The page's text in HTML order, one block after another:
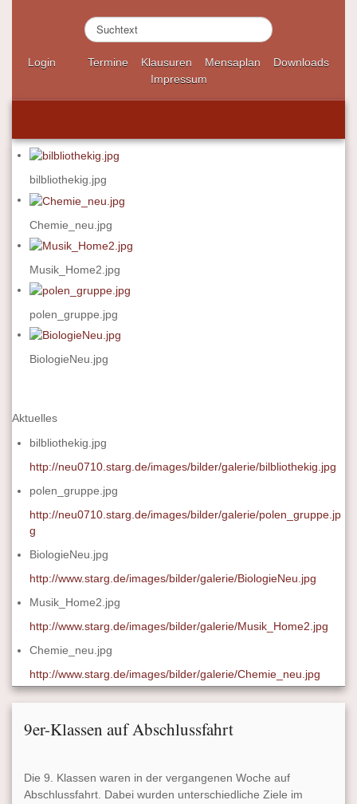
S
u
c
n
.
.
Login Termine Klausuren Mensaplan
Downloads
Impressum
bilbliothekig.jpg
Chemie_neu.jpg
Musik_Home2.jpg
polen_gruppe.jpg
BiologieNeu.jpg
Aktuelles
bilbliothekig.jpg
http://neu0710.starg.de/images/bilder/galerie/bilbliothekig.jpg
polen_gruppe.jpg
http://neu0710.starg.de/images/bilder/galerie/polen_gruppe.jp
g
BiologieNeu.jpg
http://www.starg.de/images/bilder/galerie/BiologieNeu.jpg
Musik_Home2.jpg
http://www.starg.de/images/bilder/galerie/Musik_Home2.jpg
Chemie_neu.jpg
http://www.starg.de/images/bilder/galerie/Chemie_neu.jpg
9er-Klassen auf Abschlussfahrt
Die 9. Klassen waren in der vergangenen Woche auf
Abschlussfahrt. Dabei wurden unterschiedliche Ziele im